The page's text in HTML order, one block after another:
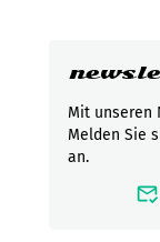
Mit unseren
Melden Sie
an.
mark_email_read